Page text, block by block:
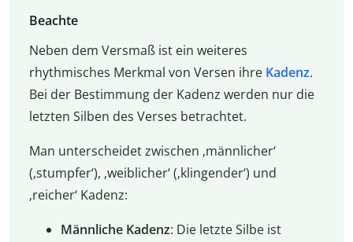
Beachte
Neben dem Versmaß ist ein weiteres
rhythmisches Merkmal von Versen ihre Kadenz.
Bei der Bestimmung der Kadenz werden nur die
letzten Silben des Verses betrachtet.
Man unterscheidet zwischen ‚männlicher‘
(‚stumpfer‘), ‚weiblicher‘ (‚klingender‘) und
‚reicher‘ Kadenz:
Männliche Kadenz: Die letzte Silbe ist